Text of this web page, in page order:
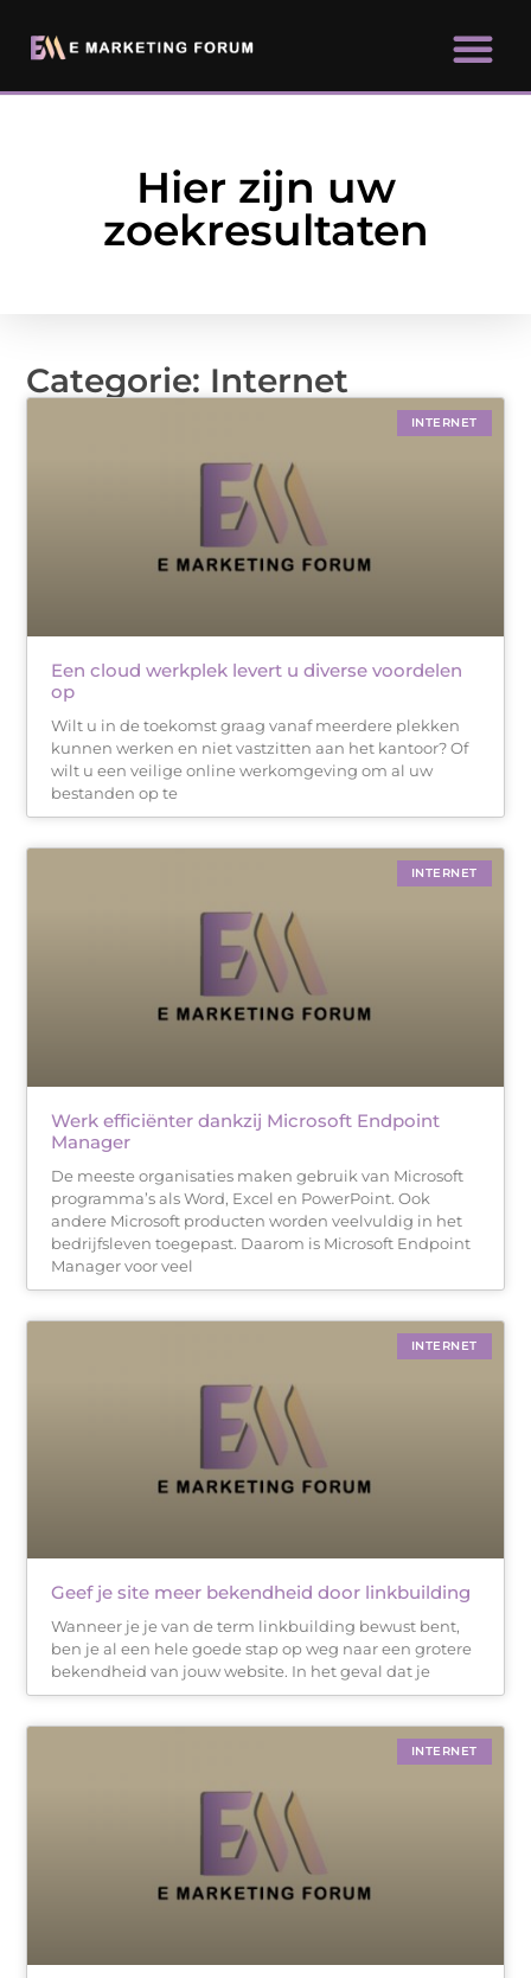
Hier zijn uw
zoekresultaten
Categorie: Internet
INTERNET
Een cloud werkplek levert u diverse voordelen
op
Wilt u in de toekomst graag vanaf meerdere plekken
kunnen werken en niet vastzitten aan het kantoor? Of
wilt u een veilige online werkomgeving om al uw
bestanden op te
INTERNET
Werk efficiënter dankzij Microsoft Endpoint
Manager
De meeste organisaties maken gebruik van Microsoft
programma’s als Word, Excel en PowerPoint. Ook
andere Microsoft producten worden veelvuldig in het
bedrijfsleven toegepast. Daarom is Microsoft Endpoint
Manager voor veel
INTERNET
Geef je site meer bekendheid door linkbuilding
Wanneer je je van de term linkbuilding bewust bent,
ben je al een hele goede stap op weg naar een grotere
bekendheid van jouw website. In het geval dat je
INTERNET